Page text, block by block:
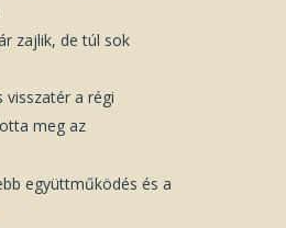
zajlik, de túl sok
visszatér a régi
meg az
együttműködés és a